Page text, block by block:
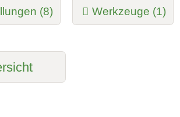
(8) Werkzeuge (1)